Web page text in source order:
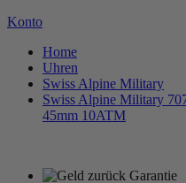
Konto
Home
Uhren
Swiss Alpine Military
Swiss Alpine Military
45mm 10ATM